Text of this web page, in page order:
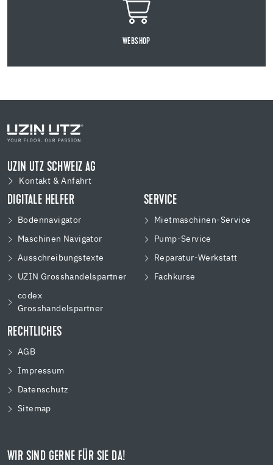
WEBSHOP
UZIN UTZ SCHWEIZ AG
Kontakt & Anfahrt
DIGITALE HELFER
Bodennavigator
Maschinen Navigator
Ausschreibungstexte
UZIN Grosshandelspartner
codex
Grosshandelspartner
SERVICE
Mietmaschinen-Service
Pump-Service
Reparatur-Werkstatt
Fachkurse
RECHTLICHES
AGB
Impressum
Datenschutz
Sitemap
WIR SIND GERNE FÜR SIE DA!